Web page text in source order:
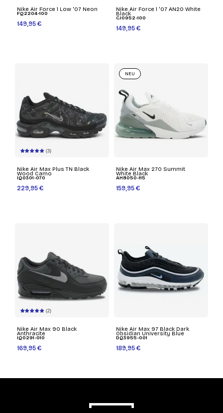
Nike Air Force 1 Low '07 Neon
FQ2204-100
149,95 €
Nike Air Force 1 '07 AN20 White
Black
CJ0952-100
149,95 €
(3)
Nike Air Max Plus TN Black
Wood Camo
IQ0301-070
229,95 €
Nike Air Max 270 Summit
White Black
AH8050-115
159,95 €
NEU
(2)
Nike Air Max 90 Black
Anthracite
IQ0291-010
169,95 €
Nike Air Max 97 Black Dark
Obsidian University Blue
DQ3955-001
189,95 €